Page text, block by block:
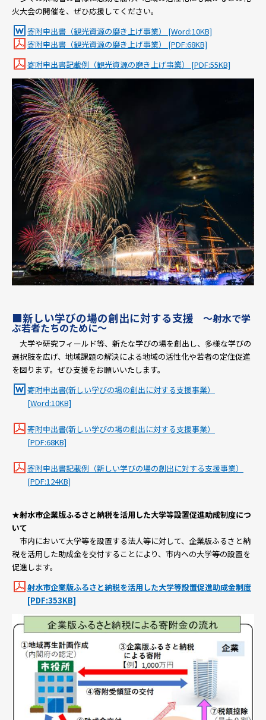
火大会の開催を、ぜひ応援してください。
寄附申出書（観光資源の磨き上げ事業） [Word:10KB]
寄附申出書（観光資源の磨き上げ事業） [PDF:68KB]
寄附申出書記載例（観光資源の磨き上げ事業） [PDF:55KB]
■新しい学びの場の創出に対する支援 ～射水で学
ぶ若者たちのために～
大学や研究フィールド等、新たな学びの場を創出し、多様な学びの
選択肢を広げ、地域課題の解決による地域の活性化や若者の定住促進
を図ります。ぜひ支援をお願いいたします。
寄附申出書(新しい学びの場の創出に対する支援事業）
[Word:10KB]
寄附申出書(新しい学びの場の創出に対する支援事業）
[PDF:68KB]
寄附申出書記載例（新しい学びの場の創出に対する支援事業）
[PDF:124KB]
★射水市企業版ふるさと納税を活用した大学等設置促進助成制度につ
いて
市内において大学等を設置する法人等に対して、企業版ふるさと納
税を活用した助成金を交付することにより、市内への大学等の設置を
促進します。
射水市企業版ふるさと納税を活用した大学等設置促進助成金制度
[PDF:353KB]